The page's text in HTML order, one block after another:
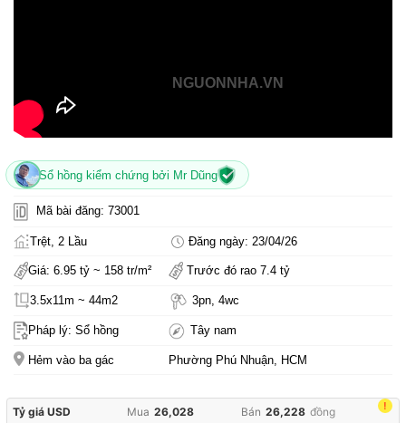
NGUONNHA.VN
Sổ hồng kiểm chứng bởi Mr Dũng
Mã bài đăng: 73001
Trệt, 2 Lầu Đăng ngày: 23/04/26
Giá: 6.95 tỷ ~ 158 tr/m² Trước đó rao 7.4 tỷ
3.5x11m ~ 44m2 3pn, 4wc
Pháp lý: Sổ hồng Tây nam
Hẻm vào ba gác Phường Phú Nhuận, HCM
!
Tỷ giá USD Mua 26,028 Bán 26,228 đồng